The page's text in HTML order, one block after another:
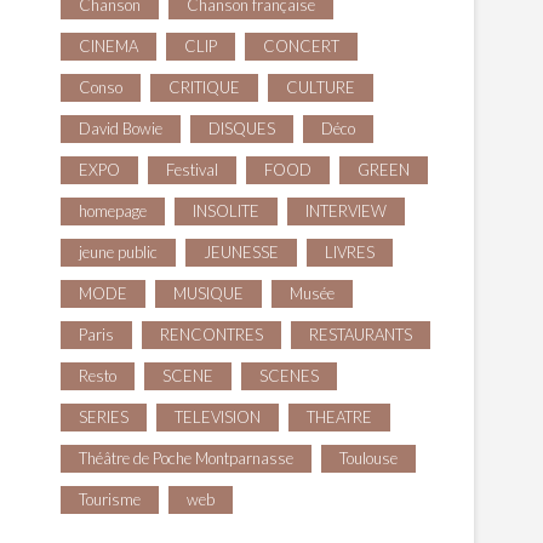
Chanson Chanson française
CINEMA CLIP CONCERT
Conso CRITIQUE CULTURE
David Bowie DISQUES Déco
EXPO Festival FOOD GREEN
homepage INSOLITE INTERVIEW
jeune public JEUNESSE LIVRES
MODE MUSIQUE Musée
Paris RENCONTRES RESTAURANTS
Resto SCENE SCENES
SERIES TELEVISION THEATRE
Théâtre de Poche Montparnasse Toulouse
Tourisme web